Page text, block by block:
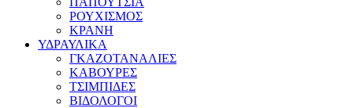
ΡΟΥΧΙΣΜΟΣ
ΚΡΑΝΗ
ΥΔΡΑΥΛΙΚΑ
ΓΚΑΖΟΤΑΝΑΛΙΕΣ
ΚΑΒΟΥΡΕΣ
ΤΣΙΜΠΙΔΕΣ
ΒΙΔΟΛΟΓΟΙ